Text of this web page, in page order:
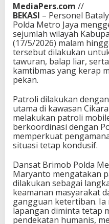
MediaPers.com //
BEKASI – Personel
Polda Metro Jaya
sejumlah wilayah
(17/5/2026) malam
tersebut dilakukan
tawuran, balap liar,
kamtibmas yang kerap
pekan.
Patroli dilakukan
utama di kawasan
melakukan patroli
berkoordinasi dengan
memperkuat
situasi tetap kondusif.
Dansat Brimob Polda
Maryanto mengatakan
dilakukan sebagai
keamanan masyarakat
gangguan ketertiban. Ia
lapangan diminta tetap
pendekatan humanis,